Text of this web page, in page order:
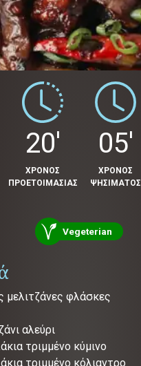
20'
ΧΡΟΝΟΣ
ΠΡΟΕΤΟΙΜΑΣΙΑΣ
05'
ΧΡΟΝΟΣ
ΨΗΣΙΜΑΤΟΣ
Vegeterian
μελιτζάνες φλάσκες
αλεύρι
τριμμένο κύμινο
τριμμένο κόλιαντρο